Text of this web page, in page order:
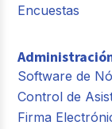
Encuestas
Software de
Control de
Firma